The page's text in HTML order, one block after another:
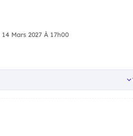
14 Mars 2027 À 17h00